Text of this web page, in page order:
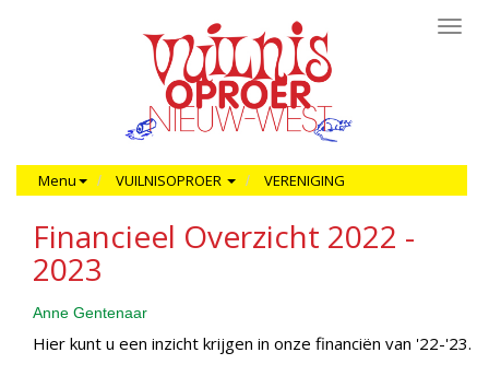
Menu VUILNISOPROER VERENIGING
Financieel Overzicht 2022 -
2023
Anne Gentenaar
Hier kunt u een inzicht krijgen in onze financiën van '22-'23.